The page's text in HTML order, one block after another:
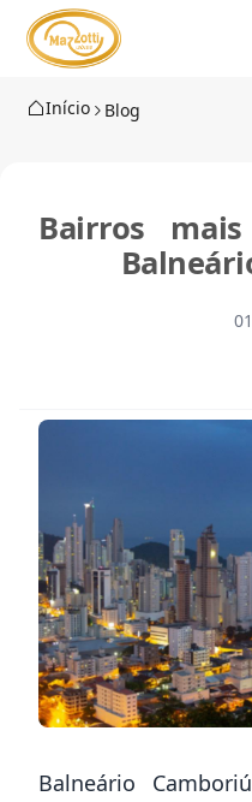
Início Blog
Bairros
Balneário